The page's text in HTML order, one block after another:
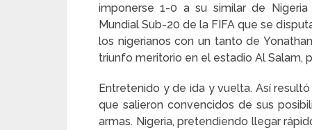
imponerse 1-0 a su similar de
Mundial Sub-20 de la FIFA que se
los nigerianos con un tanto de
triunfo meritorio en el estadio Al Salam,
Entretenido y de ida y vuelta. Así
que salieron convencidos de sus
armas. Nigeria, pretendiendo llegar